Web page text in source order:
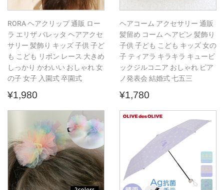
RORA ヘアクリップ 通販 ロー
ラ エリザ バレッタ ヘアアクセ
サリー 髪飾り キッズ 子供 子ど
も こども リボン レース 大きめ
しっかり かわいい おしゃれ 女
の子 女子 入園式 卒園式
通
¥1,980
ヘアコーム アクセサリー 通販
髪留め コーム ヘアピン 髪飾り
子供 子ども こども キッズ 女の
子 ティアラ キラキラ キュービ
ックジルコニア おしゃれ ピア
ノ発表会 結婚式 七五三
通
価
¥1,780